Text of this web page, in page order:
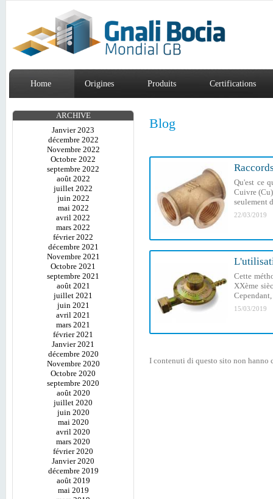
Home Origines Produits Certifications
ARCHIVE
Janvier 2023
décembre 2022
Novembre 2022
Octobre 2022
septembre 2022
août 2022
juillet 2022
juin 2022
mai 2022
avril 2022
mars 2022
février 2022
décembre 2021
Novembre 2021
Octobre 2021
septembre 2021
août 2021
juillet 2021
juin 2021
avril 2021
mars 2021
février 2021
Janvier 2021
décembre 2020
Novembre 2020
Octobre 2020
septembre 2020
août 2020
juillet 2020
juin 2020
mai 2020
avril 2020
mars 2020
février 2020
Janvier 2020
décembre 2019
août 2019
mai 2019
Blog
Qu'est ce
Cuivre
seulement
22/03/2019
Cette
XXème
15/03/2019
I contenuti di questo sito non hanno